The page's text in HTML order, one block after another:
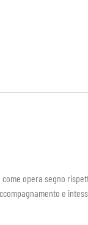
come opera segno
e